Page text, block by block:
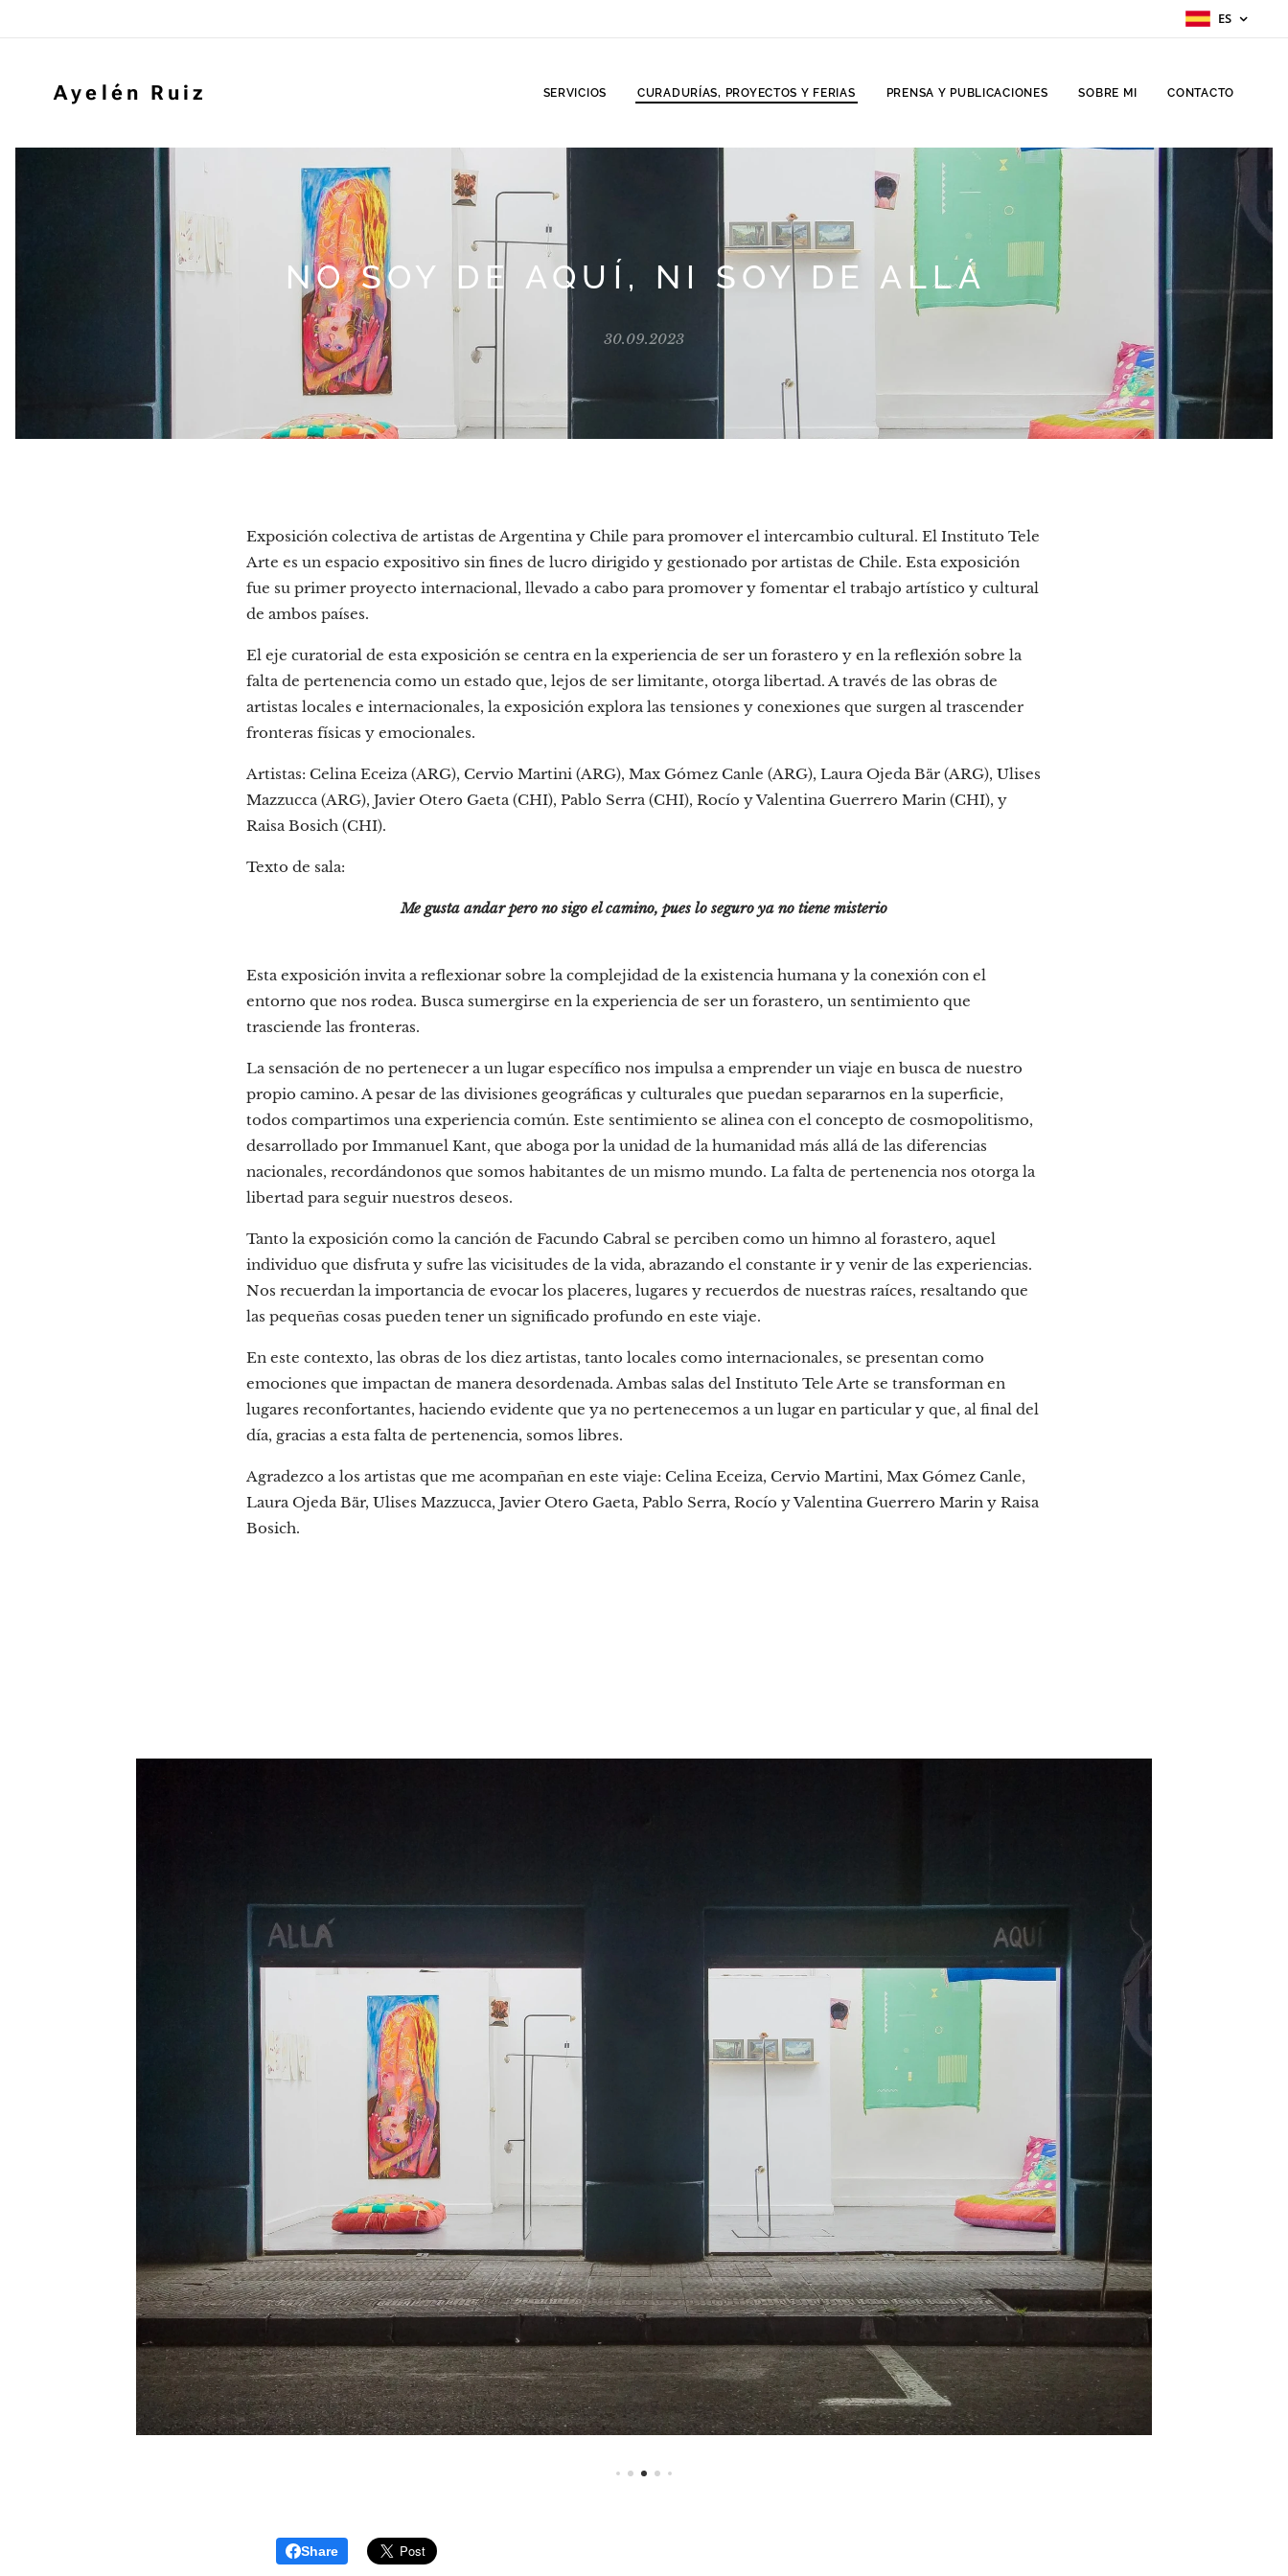
ES
Ayelén Ruiz SERVICIOS CURADURÍAS, PROYECTOS Y FERIAS PRENSA Y PUBLICACIONES SOBRE MI CONTACTO
NO SOY DE AQUÍ, NI SOY DE ALLÁ
30.09.2023
Exposición colectiva de artistas de Argentina y Chile para promover el intercambio cultural. El Instituto Tele
Arte es un espacio expositivo sin fines de lucro dirigido y gestionado por artistas de Chile. Esta exposición
fue su primer proyecto internacional, llevado a cabo para promover y fomentar el trabajo artístico y cultural
de ambos países.
El eje curatorial de esta exposición se centra en la experiencia de ser un forastero y en la reflexión sobre la
falta de pertenencia como un estado que, lejos de ser limitante, otorga libertad. A través de las obras de
artistas locales e internacionales, la exposición explora las tensiones y conexiones que surgen al trascender
fronteras físicas y emocionales.
Artistas: Celina Eceiza (ARG), Cervio Martini (ARG), Max Gómez Canle (ARG), Laura Ojeda Bär (ARG), Ulises
Mazzucca (ARG), Javier Otero Gaeta (CHI), Pablo Serra (CHI), Rocío y Valentina Guerrero Marin (CHI), y
Raisa Bosich (CHI).
Texto de sala:
Me gusta andar pero no sigo el camino, pues lo seguro ya no tiene misterio
Esta exposición invita a reflexionar sobre la complejidad de la existencia humana y la conexión con el
entorno que nos rodea. Busca sumergirse en la experiencia de ser un forastero, un sentimiento que
trasciende las fronteras.
La sensación de no pertenecer a un lugar específico nos impulsa a emprender un viaje en busca de nuestro
propio camino. A pesar de las divisiones geográficas y culturales que puedan separarnos en la superficie,
todos compartimos una experiencia común. Este sentimiento se alinea con el concepto de cosmopolitismo,
desarrollado por Immanuel Kant, que aboga por la unidad de la humanidad más allá de las diferencias
nacionales, recordándonos que somos habitantes de un mismo mundo. La falta de pertenencia nos otorga la
libertad para seguir nuestros deseos.
Tanto la exposición como la canción de Facundo Cabral se perciben como un himno al forastero, aquel
individuo que disfruta y sufre las vicisitudes de la vida, abrazando el constante ir y venir de las experiencias.
Nos recuerdan la importancia de evocar los placeres, lugares y recuerdos de nuestras raíces, resaltando que
las pequeñas cosas pueden tener un significado profundo en este viaje.
En este contexto, las obras de los diez artistas, tanto locales como internacionales, se presentan como
emociones que impactan de manera desordenada. Ambas salas del Instituto Tele Arte se transforman en
lugares reconfortantes, haciendo evidente que ya no pertenecemos a un lugar en particular y que, al final del
día, gracias a esta falta de pertenencia, somos libres.
Agradezco a los artistas que me acompañan en este viaje: Celina Eceiza, Cervio Martini, Max Gómez Canle,
Laura Ojeda Bär, Ulises Mazzucca, Javier Otero Gaeta, Pablo Serra, Rocío y Valentina Guerrero Marin y Raisa
Bosich.
Share